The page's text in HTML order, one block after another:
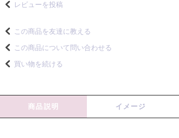
レビューを投稿
この商品を友達に教える
この商品について問い合わせる
買い物を続ける
商品説明 イメージ